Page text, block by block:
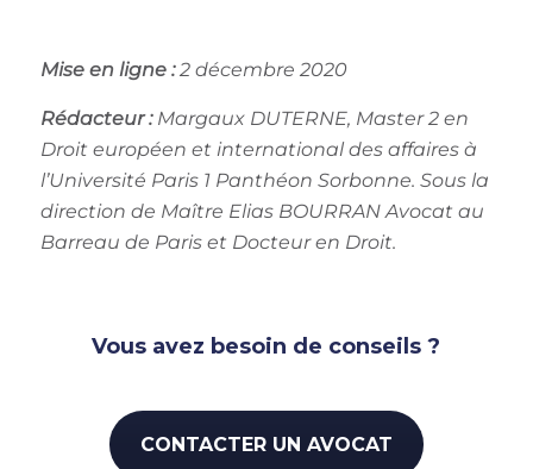
Mise en ligne :2 décembre 2020
Rédacteur :Margaux DUTERNE, Master 2 en
Droit européen et international des affaires à
l’Université Paris 1 Panthéon Sorbonne. Sous la
direction de Maître Elias BOURRAN Avocat au
Barreau de Paris et Docteur en Droit.
Vous avez besoin de conseils ?
CONTACTER UN AVOCAT